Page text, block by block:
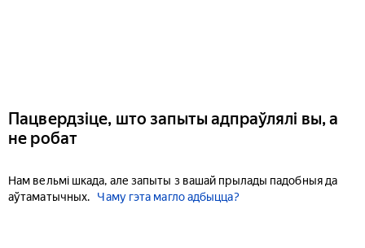
Пацвердзіце, што запыты адпраўлялі вы, а
не робат
Нам вельмі шкада, але запыты з вашай прылады падобныя да
аўтаматычных.
Чаму гэта магло адбыцца?